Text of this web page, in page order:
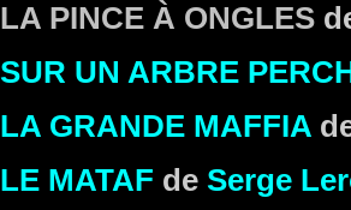
LA PINCE À ONGLES
SUR UN ARBRE
LA GRANDE MAFFIA
LE MATAF de Serge